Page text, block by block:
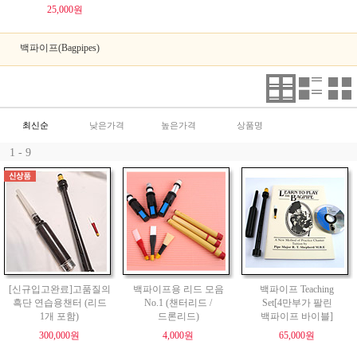
25,000원
백파이프(Bagpipes)
최신순 낮은가격 높은가격 상품명
1 - 9
[신규입고완료]고품질의
흑단 연습용챈터 (리드
1개 포함)
300,000원
백파이프용 리드 모음
No.1 (챈터리드 /
드론리드)
4,000원
백파이프 Teaching
Set[4만부가 팔린
백파이프 바이블]
65,000원